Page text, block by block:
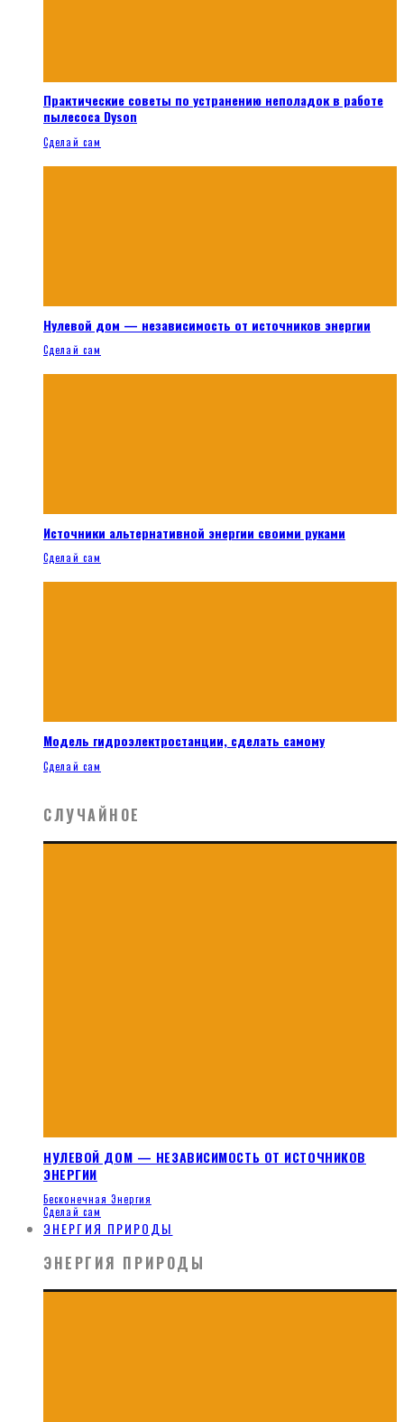
Практические советы по устранению неполадок в работе
пылесоса Dyson
Сделай сам
Нулевой дом — независимость от источников энергии
Сделай сам
Источники альтернативной энергии своими руками
Сделай сам
Модель гидроэлектростанции, сделать самому
Сделай сам
СЛУЧАЙНОЕ
НУЛЕВОЙ ДОМ — НЕЗАВИСИМОСТЬ ОТ ИСТОЧНИКОВ
ЭНЕРГИИ
Бесконечная Энергия
Сделай сам
ЭНЕРГИЯ ПРИРОДЫ
ЭНЕРГИЯ ПРИРОДЫ